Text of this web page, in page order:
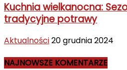
Kuchnia wielkanocna:
tradycyjne potrawy
Aktualności20 grudnia 2024
NAJNOWSZE KOMENTARZE